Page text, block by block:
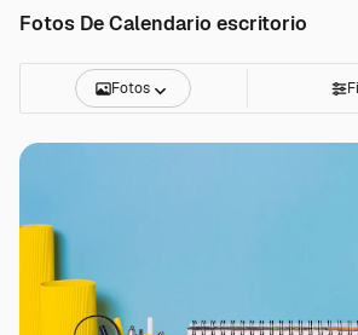
Fotos De Calendario escritorio
Fotos